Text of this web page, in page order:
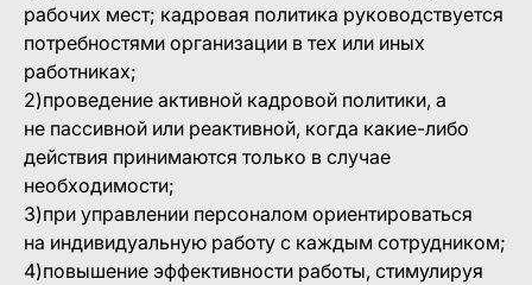
рабочих мест; кадровая политика руководствуется
потребностями организации в тех или иных
работниках;
2)проведение активной кадровой политики, а
не пассивной или реактивной, когда какие-либо
действия принимаются только в случае
необходимости;
3)при управлении персоналом ориентироваться
на индивидуальную работу с каждым сотрудником;
4)повышение эффективности работы, стимулируя